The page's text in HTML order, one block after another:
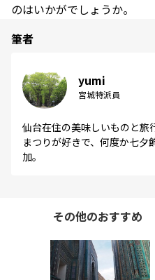
のはいかがでしょうか。
筆者
yumi
宮城特派員
仙台在住の美味しいものと旅
まつりが好きで、何度か七夕
加。
その他のおすすめ